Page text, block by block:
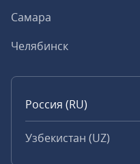
Самара
Челябинск
Россия (RU)
Узбекистан (UZ)